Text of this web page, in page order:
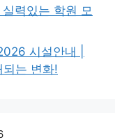
력있는 학원 모
시설안내 |
는 변화!